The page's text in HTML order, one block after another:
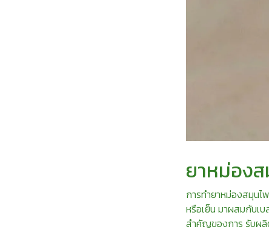
ยาหม่องส
การทำยาหม่องสมุน
หรือเย็น มาผสมกับเ
สำคัญของการ รับผลิ